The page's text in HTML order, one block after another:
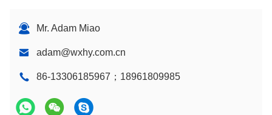
Mr. Adam Miao
adam@wxhy.com.cn
86-13306185967；18961809985